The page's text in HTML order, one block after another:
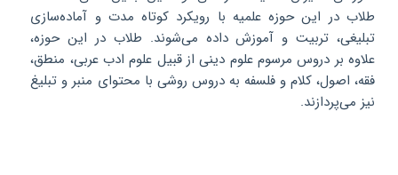
طلاب در این حوزه علمیه با رویکرد کوتاه مدت و آماده‌سازی
تبلیغی، تربیت و آموزش داده می‌شوند. طلاب در این حوزه،
علاوه بر دروس مرسوم علوم دینی از قبیل علوم ادب عربی، منطق،
فقه، اصول، کلام و فلسفه به دروس روشی با محتوای منبر و تبلیغ
نیز می‌پردازند.